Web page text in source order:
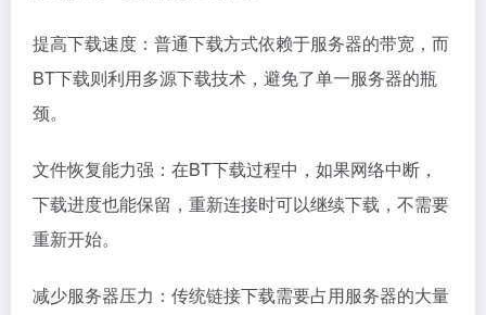
提高下载速度：普通下载方式依赖于服务器的带宽，而
BT下载则利用多源下载技术，避免了单一服务器的瓶
颈。
文件恢复能力强：在BT下载过程中，如果网络中断，
下载进度也能保留，重新连接时可以继续下载，不需要
重新开始。
减少服务器压力：传统链接下载需要占用服务器的大量